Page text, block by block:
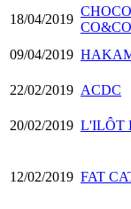
18/04/2019
CO&CO
09/04/2019
22/02/2019 ACDC
20/02/2019 L'ILÔT
12/02/2019 FAT